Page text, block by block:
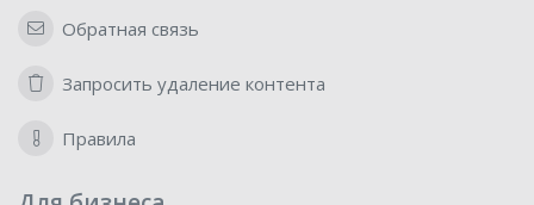
Обратная связь
Запросить удаление контента
Правила